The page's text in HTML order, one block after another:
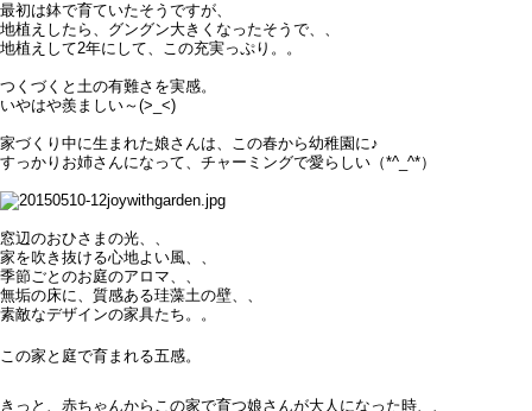
最初は鉢で育ていたそうですが、
地植えしたら、グングン大きくなったそうで、、
地植えして2年にして、この充実っぷり。。
つくづくと土の有難さを実感。
いやはや羨ましい～(>_<)
家づくり中に生まれた娘さんは、 この春から幼稚園に♪
すっかりお姉さんになって、チャーミングで愛らしい（*^_^*）
窓辺のおひさまの光、、
家を吹き抜ける心地よい風、、
季節ごとのお庭のアロマ、、
無垢の床に、質感ある珪藻土の壁、、
素敵なデザインの家具たち。。
この家と庭で育まれる五感。
きっと、赤ちゃんからこの家で育つ娘さんが大人になった時、、